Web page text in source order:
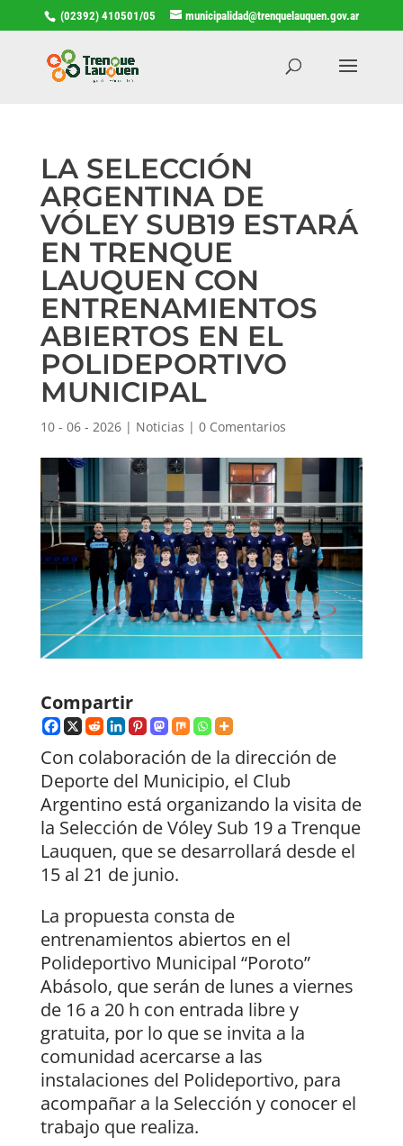
(02392) 410501/05 municipalidad@trenquelauquen.gov.ar
LA SELECCIÓN
ARGENTINA DE
VÓLEY SUB19 ESTARÁ
EN TRENQUE
LAUQUEN CON
ENTRENAMIENTOS
ABIERTOS EN EL
POLIDEPORTIVO
MUNICIPAL
10 - 06 - 2026| Noticias | 0 Comentarios
Compartir
Con colaboración de la dirección de
Deporte del Municipio, el Club
Argentino está organizando la visita de
la Selección de Vóley Sub 19 a Trenque
Lauquen, que se desarrollará desde el
15 al 21 de junio.
La propuesta consta de
entrenamientos abiertos en el
Polideportivo Municipal “Poroto”
Abásolo, que serán de lunes a viernes
de 16 a 20 h con entrada libre y
gratuita, por lo que se invita a la
comunidad acercarse a las
instalaciones del Polideportivo, para
acompañar a la Selección y conocer el
trabajo que realiza.